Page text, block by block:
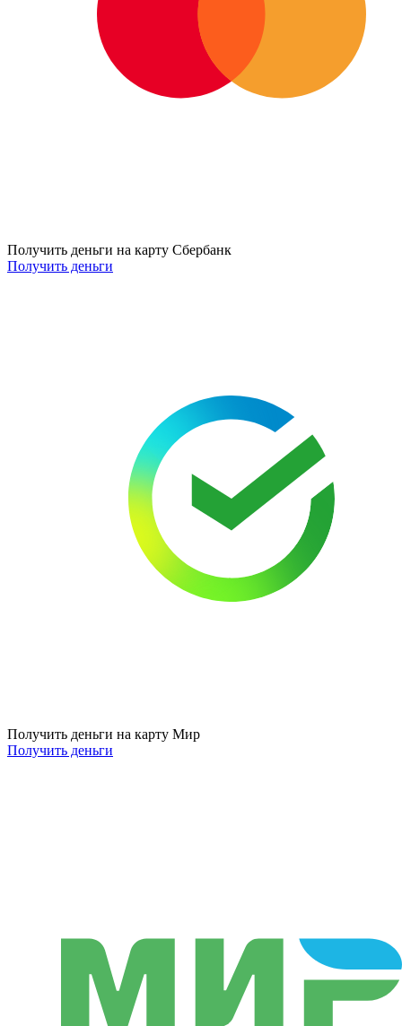
Получить деньги на карту Сбербанк
Получить деньги
Получить деньги на карту Мир
Получить деньги